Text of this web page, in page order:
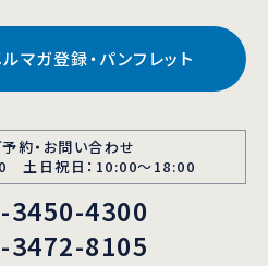
マガ登録・パンフレット
約・お問い合わせ
土日祝日：10:00～18:00
3450-4300
3472-8105